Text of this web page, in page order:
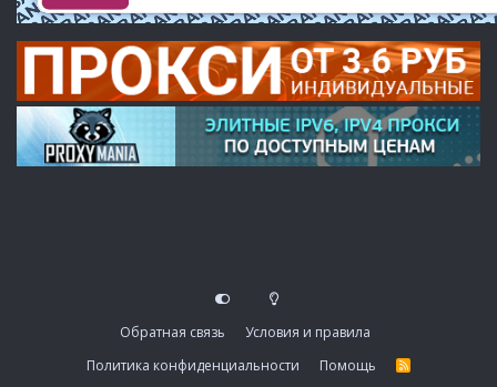
Обратная связь
Условия и правила
Политика конфиденциальности
Помощь
R